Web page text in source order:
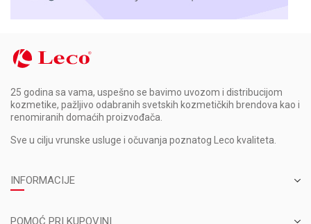
25 godina sa vama, uspešno se bavimo uvozom i distribucijom
kozmetike, pažljivo odabranih svetskih kozmetičkih brendova kao i
renomiranih domaćih proizvođača.
Sve u cilju vrunske usluge i očuvanja poznatog Leco kvaliteta.
INFORMACIJE
POMOĆ PRI KUPOVINI